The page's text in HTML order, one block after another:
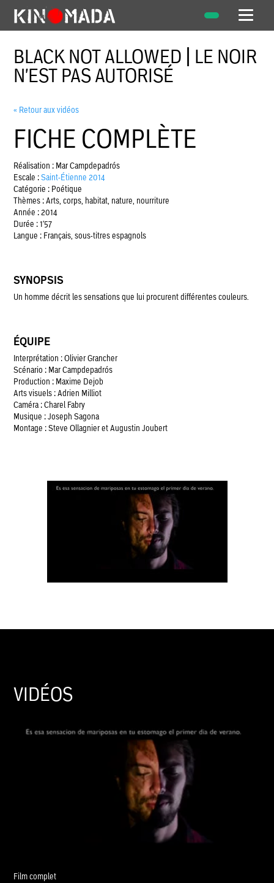
BLACK NOT ALLOWED | LE NOIR
N'EST PAS AUTORISÉ
« Retour aux vidéos
FICHE COMPLÈTE
Réalisation : Mar Campdepadrós
Escale :Saint-Étienne 2014
Catégorie : Poétique
Thèmes : Arts, corps, habitat, nature, nourriture
Année : 2014
Durée : 1'57
Langue : Français, sous-titres espagnols
SYNOPSIS
Un homme décrit les sensations que lui procurent différentes couleurs.
ÉQUIPE
Interprétation : Olivier Grancher
Scénario : Mar Campdepadrós
Production : Maxime Dejob
Arts visuels : Adrien Milliot
Caméra : Charel Fabry
Musique : Joseph Sagona
Montage : Steve Ollagnier et Augustin Joubert
VIDÉOS
Film complet